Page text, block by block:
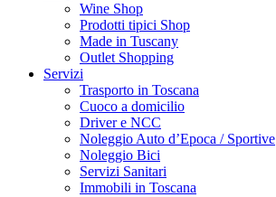
Wine Shop
Prodotti tipici Shop
Made in Tuscany
Outlet Shopping
Servizi
Trasporto in Toscana
Cuoco a domicilio
Driver e NCC
Noleggio Auto d’Epoca / Sportive
Noleggio Bici
Servizi Sanitari
Immobili in Toscana